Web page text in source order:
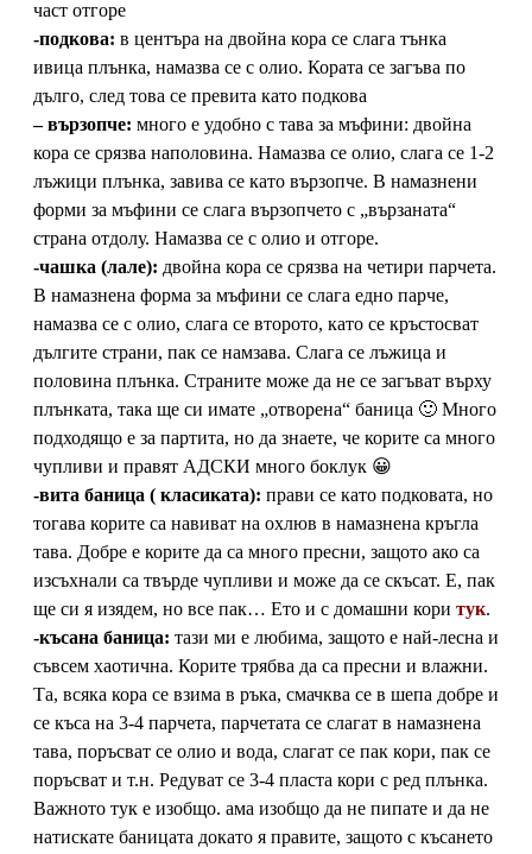
част отгоре
-подкова: в центъра на двойна кора се слага тънка
ивица плънка, намазва се с олио. Кората се загъва по
дълго, след това се превита като подкова
– вързопче: много е удобно с тава за мъфини: двойна
кора се срязва наполовина. Намазва се олио, слага се 1-2
лъжици плънка, завива се като вързопче. В намазнени
форми за мъфини се слага вързопчето с „вързаната“
страна отдолу. Намазва се с олио и отгоре.
-чашка (лале): двойна кора се срязва на четири парчета.
В намазнена форма за мъфини се слага едно парче,
намазва се с олио, слага се второто, като се кръстосват
дългите страни, пак се намзава. Слага се лъжица и
половина плънка. Страните може да не се загъват върху
плънката, така ще си имате „отворена“ баница 🙂 Много
подходящо е за партита, но да знаете, че корите са много
чупливи и правят АДСКИ много боклук 😀
-вита баница ( класиката): прави се като подковата, но
тогава корите са навиват на охлюв в намазнена кръгла
тава. Добре е корите да са много пресни, защото ако са
изсъхнали са твърде чупливи и може да се скъсат. Е, пак
ще си я изядем, но все пак… Ето и с домашни кори тук.
-късана баница: тази ми е любима, защото е най-лесна и
съвсем хаотична. Корите трябва да са пресни и влажни.
Та, всяка кора се взима в ръка, смачква се в шепа добре и
се къса на 3-4 парчета, парчетата се слагат в намазнена
тава, поръсват се олио и вода, слагат се пак кори, пак се
поръсват и т.н. Редуват се 3-4 пласта кори с ред плънка.
Важното тук е изобщо. ама изобщо да не пипате и да не
натискате баницата докато я правите, защото с късането